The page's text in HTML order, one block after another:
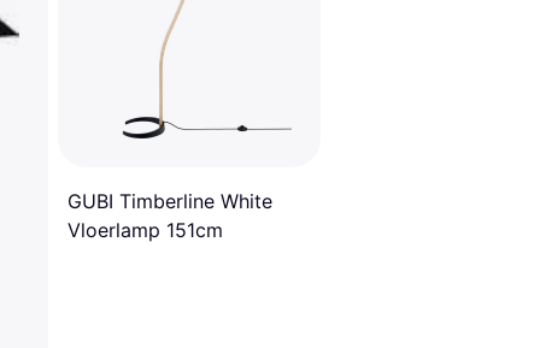
GUBI Timberline White
Vloerlamp 151cm